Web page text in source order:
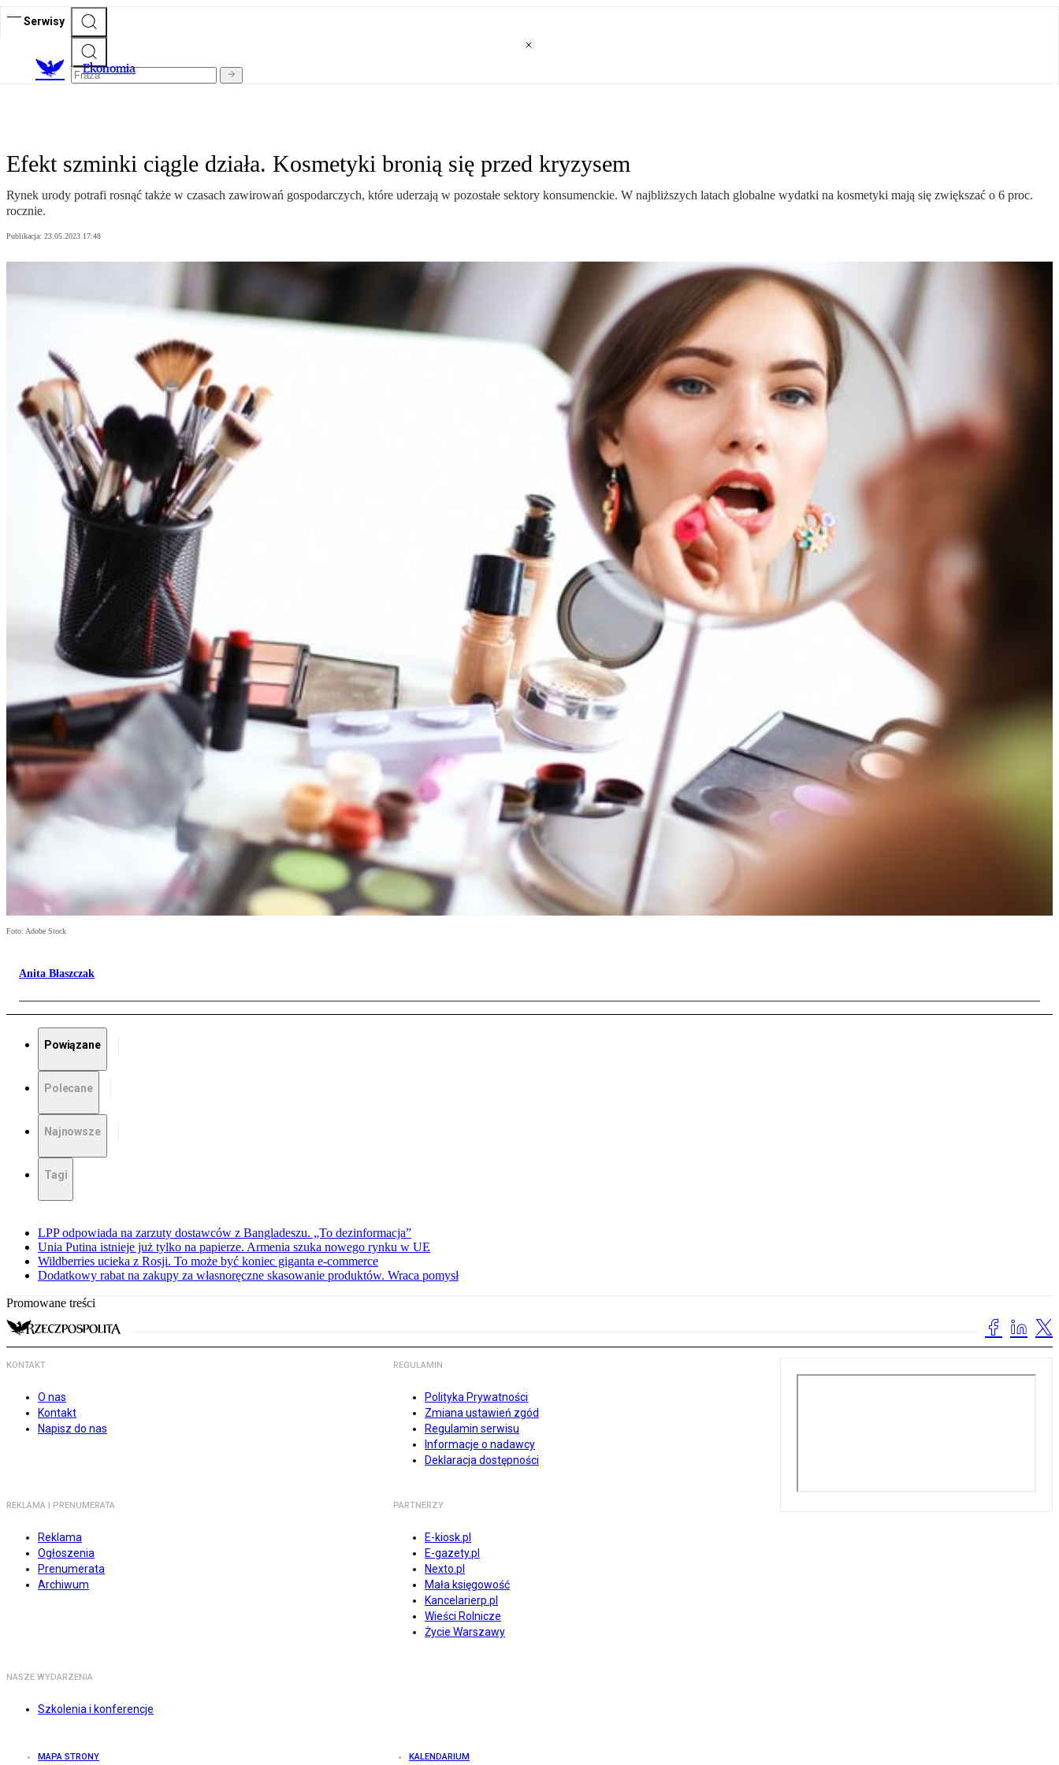
Serwisy
Ekonomia
Efekt szminki ciągle działa. Kosmetyki bronią się przed kryzysem
Rynek urody potrafi rosnąć także w czasach zawirowań gospodarczych, które uderzają w pozostałe sektory konsumenckie. W najbliższych latach globalne wydatki na kosmetyki mają się zwiększać o 6 proc.
rocznie.
Publikacja: 23.05.2023 17:48
Foto: Adobe Stock
Anita Błaszczak
Powiązane
Polecane
Najnowsze
Tagi
LPP odpowiada na zarzuty dostawców z Bangladeszu. „To dezinformacja”
Unia Putina istnieje już tylko na papierze. Armenia szuka nowego rynku w UE
Wildberries ucieka z Rosji. To może być koniec giganta e-commerce
Dodatkowy rabat na zakupy za własnoręczne skasowanie produktów. Wraca pomysł
Promowane treści
KONTAKT
O nas
Kontakt
Napisz do nas
REGULAMIN
Polityka Prywatności
Zmiana ustawień zgód
Regulamin serwisu
Informacje o nadawcy
Deklaracja dostępności
REKLAMA I PRENUMERATA
Reklama
Ogłoszenia
Prenumerata
Archiwum
PARTNERZY
E-kiosk.pl
E-gazety.pl
Nexto.pl
Mała księgowość
Kancelarierp.pl
Wieści Rolnicze
Życie Warszawy
NASZE WYDARZENIA
Szkolenia i konferencje
MAPA STRONY KALENDARIUM